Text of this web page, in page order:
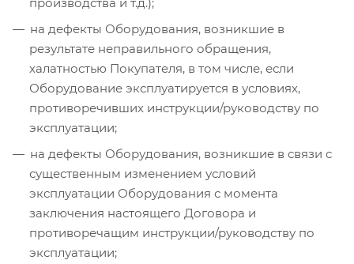
на дефекты Оборудования, возникшие в
результате неправильного обращения,
халатностью Покупателя, в том числе, если
Оборудование эксплуатируется в условиях,
противоречивших инструкции/руководству по
эксплуатации;
на дефекты Оборудования, возникшие в связи с
существенным изменением условий
эксплуатации Оборудования с момента
заключения настоящего Договора и
противоречащим инструкции/руководству по
эксплуатации;